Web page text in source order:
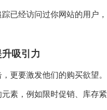
已经访问过你网站的用户
吸引力
更要激发他们的购买欲望
素，例如限时促销、库存